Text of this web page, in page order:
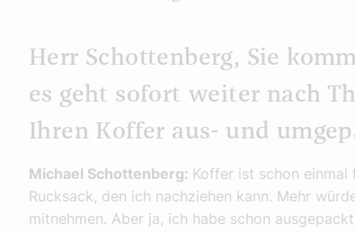
Herr Schottenberg, Sie
es geht sofort weiter nach
Ihren Koffer aus- und
Michael Schottenberg: Koffer ist schon einmal
Rucksack, den ich nachziehen kann. Mehr
mitnehmen. Aber ja, ich habe schon